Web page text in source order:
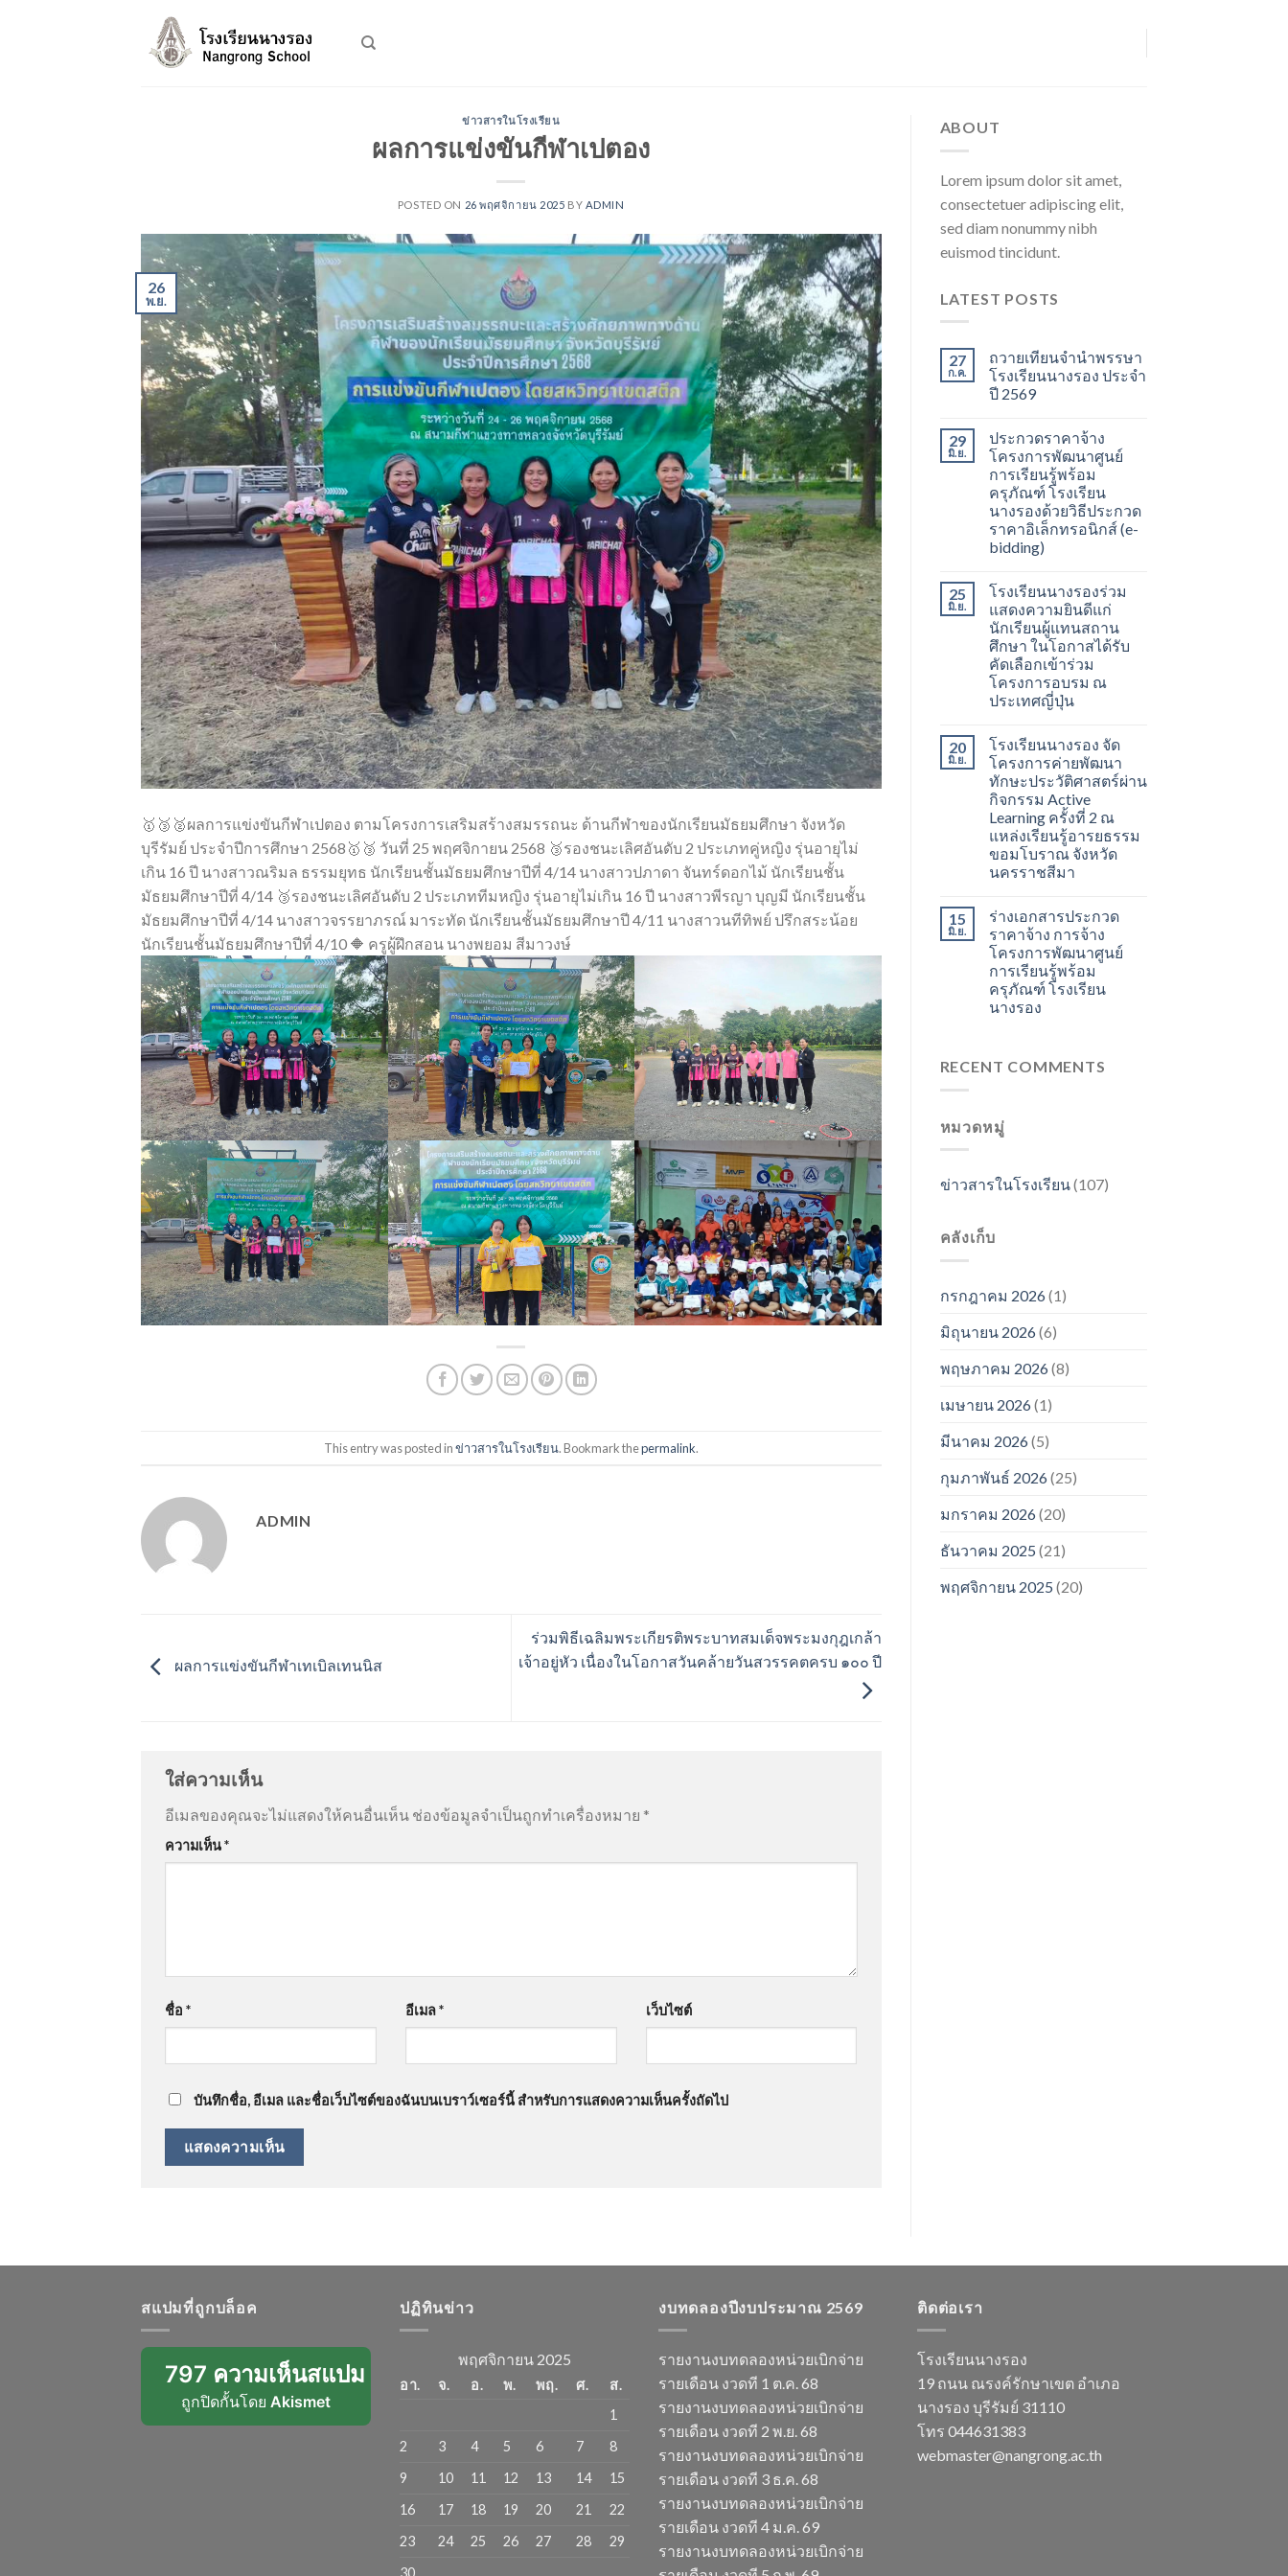
ข่าวสารในโรงเรียน
ผลการแข่งขันกีฬาเปตอง
POSTED ON 26 พฤศจิกายน 2025 BY ADMIN
26
พ.ย.
🥇🥉🥈ผลการแข่งขันกีฬาเปตอง ตามโครงการเสริมสร้างสมรรถนะ ด้านกีฬาของนักเรียนมัธยมศึกษา จังหวัด
บุรีรัมย์ ประจำปีการศึกษา 2568🥇🥉 วันที่ 25 พฤศจิกายน 2568 🥉รองชนะเลิศอันดับ 2 ประเภทคู่หญิง รุ่นอายุไม่
เกิน 16 ปี นางสาวณริมล ธรรมยุทธ นักเรียนชั้นมัธยมศึกษาปีที่ 4/14 นางสาวปภาดา จันทร์ดอกไม้ นักเรียนชั้น
มัธยมศึกษาปีที่ 4/14 🥉รองชนะเลิศอันดับ 2 ประเภททีมหญิง รุ่นอายุไม่เกิน 16 ปี นางสาวพีรญา บุญมี นักเรียนชั้น
มัธยมศึกษาปีที่ 4/14 นางสาวจรรยาภรณ์ มาระทัด นักเรียนชั้นมัธยมศึกษาปี 4/11 นางสาวนทีทิพย์ ปรึกสระน้อย
นักเรียนชั้นมัธยมศึกษาปีที่ 4/10 🔶 ครูผู้ฝึกสอน นางพยอม สีมาวงษ์
This entry was posted inข่าวสารในโรงเรียน. Bookmark thepermalink.
ADMIN
ผลการแข่งขันกีฬาเทเบิลเทนนิส
ร่วมพิธีเฉลิมพระเกียรติพระบาทสมเด็จพระมงกุฎเกล้า
เจ้าอยู่หัว เนื่องในโอกาสวันคล้ายวันสวรรคตครบ ๑๐๐ ปี
ใส่ความเห็น
อีเมลของคุณจะไม่แสดงให้คนอื่นเห็น ช่องข้อมูลจำเป็นถูกทำเครื่องหมาย *
ความเห็น*
ชื่อ * อีเมล* เว็บไซต์
บันทึกชื่อ, อีเมล และชื่อเว็บไซต์ของฉันบนเบราว์เซอร์นี้ สำหรับการแสดงความเห็นครั้งถัดไป
ABOUT
Lorem ipsum dolor sit amet,
consectetuer adipiscing elit,
sed diam nonummy nibh
euismod tincidunt.
LATEST POSTS
27
ก.ค.
ถวายเทียนจำนำพรรษา
โรงเรียนนางรอง ประจำ
ปี 2569
29
มิ.ย.
ประกวดราคาจ้าง
โครงการพัฒนาศูนย์
การเรียนรู้พร้อม
ครุภัณฑ์ โรงเรียน
นางรองด้วยวิธีประกวด
ราคาอิเล็กทรอนิกส์ (e-
bidding)
25
มิ.ย.
โรงเรียนนางรองร่วม
แสดงความยินดีแก่
นักเรียนผู้แทนสถาน
ศึกษา ในโอกาสได้รับ
คัดเลือกเข้าร่วม
โครงการอบรม ณ
ประเทศญี่ปุ่น
20
มิ.ย.
โรงเรียนนางรอง จัด
โครงการค่ายพัฒนา
ทักษะประวัติศาสตร์ผ่าน
กิจกรรม Active
Learning ครั้งที่ 2 ณ
แหล่งเรียนรู้อารยธรรม
ขอมโบราณ จังหวัด
นครราชสีมา
15
มิ.ย.
ร่างเอกสารประกวด
ราคาจ้าง การจ้าง
โครงการพัฒนาศูนย์
การเรียนรู้พร้อม
ครุภัณฑ์ โรงเรียน
นางรอง
RECENT COMMENTS
หมวดหมู่
ข่าวสารในโรงเรียน(107)
คลังเก็บ
กรกฎาคม 2026(1)
มิถุนายน 2026(6)
พฤษภาคม 2026(8)
เมษายน 2026(1)
มีนาคม 2026(5)
กุมภาพันธ์ 2026(25)
มกราคม 2026(20)
ธันวาคม 2025 (21)
พฤศจิกายน 2025 (20)
สแปมที่ถูกบล็อค
797 ความเห็นสแปม
ถูกปิดกั้นโดย Akismet
ปฏิทินข่าว
พฤศจิกายน 2025
อา. จ. อ. พ. พฤ. ศ.
ส.
1
2
3 4 5 6 7
8
9
10 11 12 13 14
15
16
17 18 19 20 21
22
23
24 25 26 27 28
29
งบทดลองปีงบประมาณ 2569
รายงานงบทดลองหน่วยเบิกจ่าย
รายเดือน งวดที 1 ต.ค. 68
รายงานงบทดลองหน่วยเบิกจ่าย
รายเดือน งวดที 2 พ.ย. 68
รายงานงบทดลองหน่วยเบิกจ่าย
รายเดือน งวดที 3 ธ.ค. 68
รายงานงบทดลองหน่วยเบิกจ่าย
รายเดือน งวดที 4 ม.ค. 69
รายงานงบทดลองหน่วยเบิกจ่าย
ติดต่อเรา
โรงเรียนนางรอง
19 ถนน ณรงค์รักษาเขต อำเภอ
นางรอง บุรีรัมย์ 31110
โทร 044631383
webmaster@nangrong.ac.th